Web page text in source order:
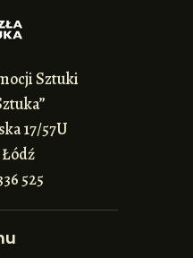
Sztuki
17/57U
525